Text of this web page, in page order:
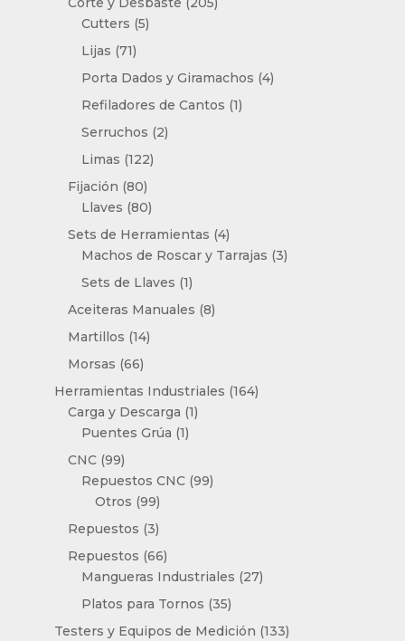
Cutters 55
Lijas 7171
productos
Porta Dados y Giramachos 44
Refiladores de Cantos 11
Serruchos 22
Limas 122122
Fijación 8080
productos
Llaves 8080
productos
Sets de Herramientas 44
productos
Machos de Roscar y Tarrajas 33
Sets de Llaves 11
producto
Aceiteras Manuales 88
Martillos 1414
Morsas 6666
productos
Herramientas Industriales 164164
Carga y Descarga 11
Puentes Grúa 11
CNC 9999
productos
Repuestos CNC 9999
Otros 9999
productos
Repuestos 33
productos
Repuestos 6666
productos
Mangueras Industriales 2727
Platos para Tornos 3535
productos
Testers y Equipos de Medición 133133